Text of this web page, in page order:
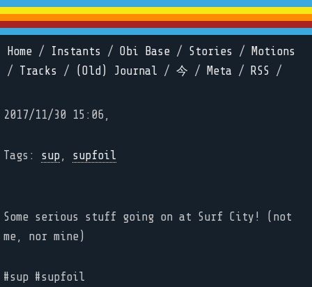
Home / Instants / Obi Base / Stories /
Motions
/ Tracks / (Old) Journal / 今 / Meta / RSS /
2017/11/30 15:06,
Tags: sup, supfoil
Some serious stuff going on at Surf City! (not
me, nor mine)
#sup #supfoil